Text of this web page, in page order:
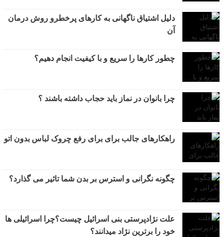
دلیل اشتیاق ناگهانی به کارهای پرخطرو روش درمان
آن
چطور کارها را سریع و با کیفیت انجام دهیم؟
چرا بانوان در نماز باید حجاب داشته باشند ؟
راهکارهای جالب برای برای رفع چروک لباس بدون اتو
چگونه نگرانی و استرس بر بدن شما تاثیر می گذارد؟
علت نژادپرستی بنی اسرائیل چیست؟چرا اسرائیلی ها
خود را برترین نژاد میدانند؟